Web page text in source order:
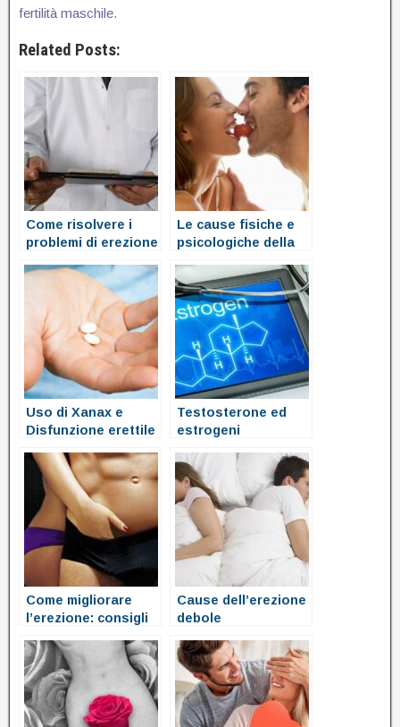
fertilità maschile.
Related Posts:
Come risolvere i
problemi di erezione
Le cause fisiche e
psicologiche della
Uso di Xanax e
Disfunzione erettile
erezione
Testosterone ed
estrogeni
Come migliorare
l’erezione: consigli
Cause dell’erezione
debole